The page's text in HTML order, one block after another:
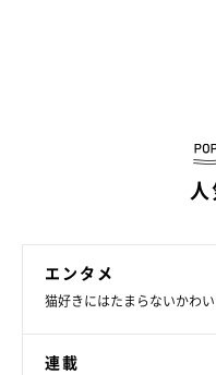
それに続いて、腎臓病の治
販売時のマイクロチップ装
猫をめぐる環境も、世の中
2022年はどんな「猫ニュ
エンタメ
猫好きにはたまらないかわ
連載